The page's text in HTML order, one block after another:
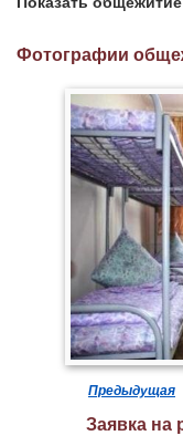
Фотографии
Предыдущая
Заявка на